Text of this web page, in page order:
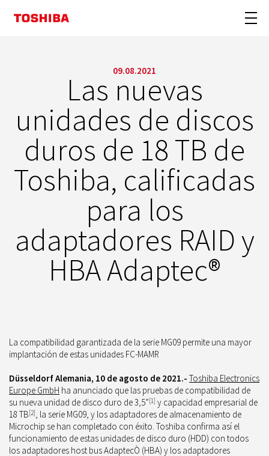
09.08.2021
Las nuevas
unidades de discos
duros de 18 TB de
Toshiba, calificadas
para los
adaptadores RAID y
HBA Adaptec®
La compatibilidad garantizada de la serie MG09 permite una mayor
implantación de estas unidades FC-MAMR
Düsseldorf Alemania, 10 de agosto de 2021.- Toshiba Electronics
Europe GmbH ha anunciado que las pruebas de compatibilidad de
su nueva unidad de disco duro de 3,5”[1] y capacidad empresarial de
18 TB[2], la serie MG09, y los adaptadores de almacenamiento de
Microchip se han completado con éxito. Toshiba confirma así el
funcionamiento de estas unidades de disco duro (HDD) con todos
los adaptadores host bus AdaptecÒ (HBA) y los adaptadores